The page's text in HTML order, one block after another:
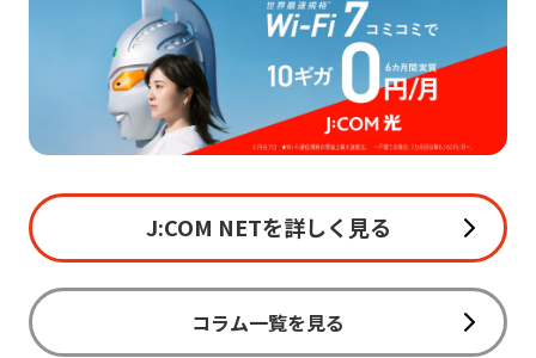
J:COM NETを詳しく見る
コラム一覧を見る